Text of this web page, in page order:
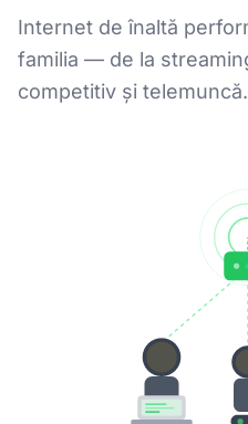
Internet de înaltă
familia — de la
competitiv și telemuncă.